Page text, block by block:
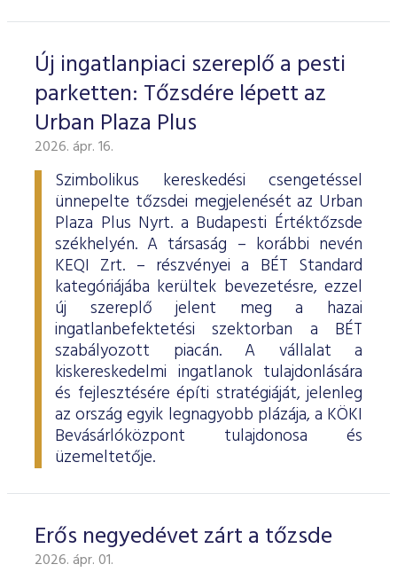
Új ingatlanpiaci szereplő a pesti
parketten: Tőzsdére lépett az
Urban Plaza Plus
2026. ápr. 16.
Szimbolikus kereskedési csengetéssel
ünnepelte tőzsdei megjelenését az Urban
Plaza Plus Nyrt. a Budapesti Értéktőzsde
székhelyén. A társaság – korábbi nevén
KEQI Zrt. – részvényei a BÉT Standard
kategóriájába kerültek bevezetésre, ezzel
új szereplő jelent meg a hazai
ingatlanbefektetési szektorban a BÉT
szabályozott piacán. A vállalat a
kiskereskedelmi ingatlanok tulajdonlására
és fejlesztésére építi stratégiáját, jelenleg
az ország egyik legnagyobb plázája, a KÖKI
Bevásárlóközpont tulajdonosa és
üzemeltetője.
Erős negyedévet zárt a tőzsde
2026. ápr. 01.